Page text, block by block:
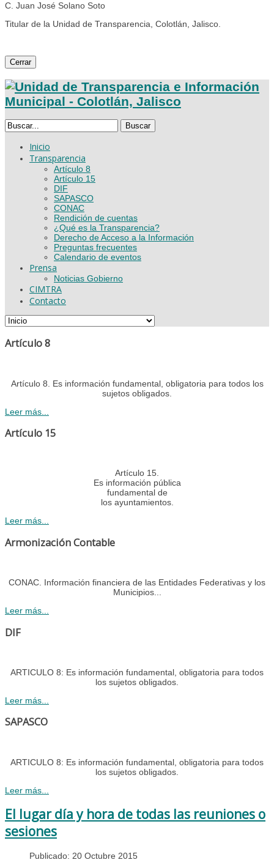
C. Juan José Solano Soto
Titular de la Unidad de Transparencia, Colotlán, Jalisco.
Cerrar
Buscar
Inicio
Transparencia
Artículo 8
Artículo 15
DIF
SAPASCO
CONAC
Rendición de cuentas
¿Qué es la Transparencia?
Derecho de Acceso a la Información
Preguntas frecuentes
Calendario de eventos
Prensa
Noticias Gobierno
CIMTRA
Contacto
Artículo 8
Artículo 8. Es información fundamental, obligatoria para todos los
sujetos obligados.
Leer más...
Artículo 15
Artículo 15.
Es información pública
fundamental de
los ayuntamientos.
Leer más...
Armonización Contable
CONAC. Información financiera de las Entidades Federativas y los
Municipios...
Leer más...
DIF
ARTICULO 8: Es información fundamental, obligatoria para todos
los sujetos obligados.
Leer más...
SAPASCO
ARTICULO 8: Es información fundamental, obligatoria para todos
los sujetos obligados.
Leer más...
El lugar día y hora de todas las reuniones o
sesiones
Publicado: 20 Octubre 2015